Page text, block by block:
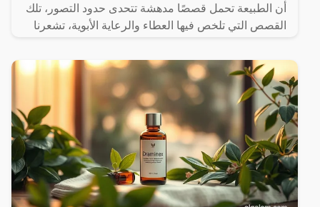
أن الطبيعة تحمل قصصًا مدهشة تتحدى حدود التصور، تلك
القصص التي تلخص فيها العطاء والرعاية الأبوية، تشعرنا